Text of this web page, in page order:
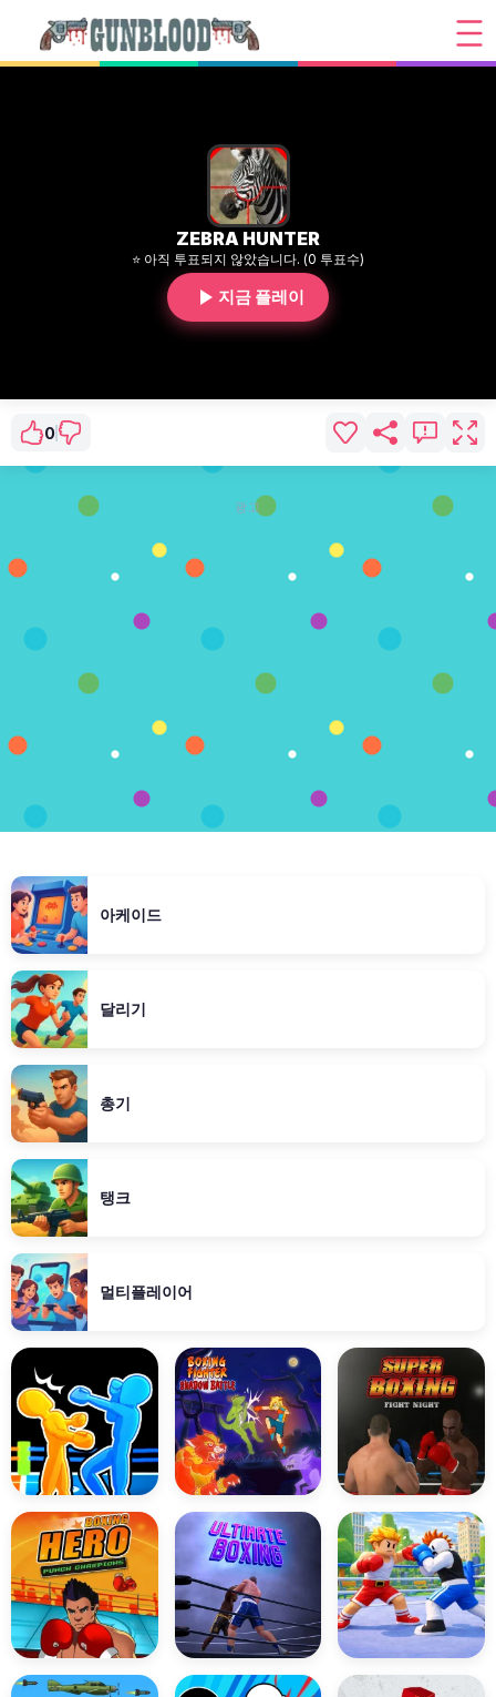
ZEBRA HUNTER
⭐ 아직 투표되지 않았습니다. (0 투표수)
지금 플레이
0
광고
아케이드
달리기
총기
탱크
멀티플레이어